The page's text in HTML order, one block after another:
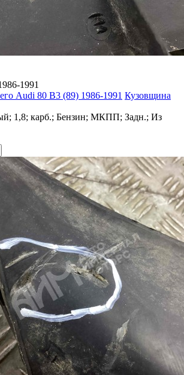
1991
Audi 80 B3 (89) 1986-1991 Кузовщина
1,8; карб.; Бензин; МКПП; Задн.; Из